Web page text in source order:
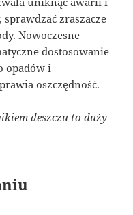
zraszacze
Nowoczesne
dostosowanie
opadów i
oszczędność.
deszczu to duży